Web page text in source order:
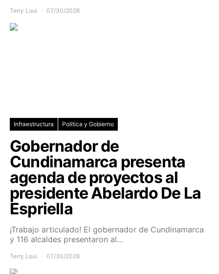
Terry Loui 07/30/2026
Infraestructura Política y Gobierno
Gobernador de
Cundinamarca presenta
agenda de proyectos al
presidente Abelardo De La
Espriella
¡Trabajo articulado! El gobernador de Cundinamarca
y 116 alcaldes presentaron al…
Terry Loui 07/30/2026